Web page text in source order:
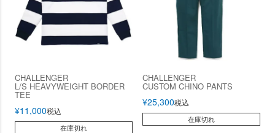
CHALLENGER
L/S HEAVYWEIGHT BORDER
TEE
¥11,000税込
在庫切れ
CHALLENGER
CUSTOM CHINO PANTS
¥25,300税込
在庫切れ